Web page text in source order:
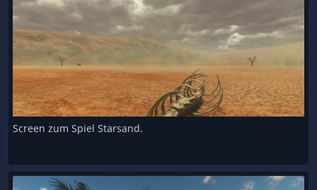
Screen zum Spiel Starsand.